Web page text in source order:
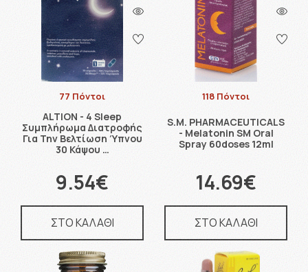
77 Πόντοι
ALTION - 4 Sleep
Συμπλήρωμα Διατροφής
Για Την Βελτίωση Ύπνου
30 Κάψου …
9.54€
ΣΤΟ ΚΑΛΑΘΙ
118 Πόντοι
S.M. PHARMACEUTICALS
- Melatonin SM Oral
Spray 60doses 12ml
14.69€
ΣΤΟ ΚΑΛΑΘΙ